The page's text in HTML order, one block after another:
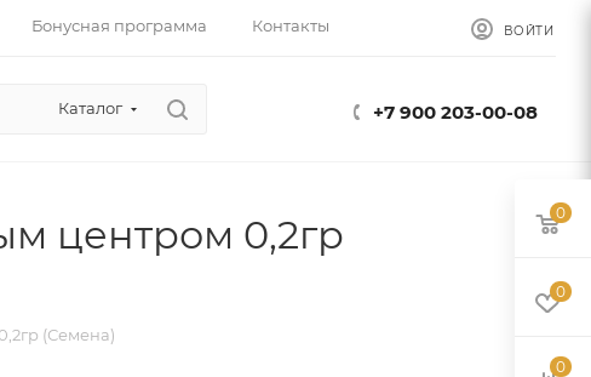
Бонусная программа Контакты ВОЙТИ
Каталог +7 900 203-00-08
центром 0,2гр
(Семена)
0
0
0